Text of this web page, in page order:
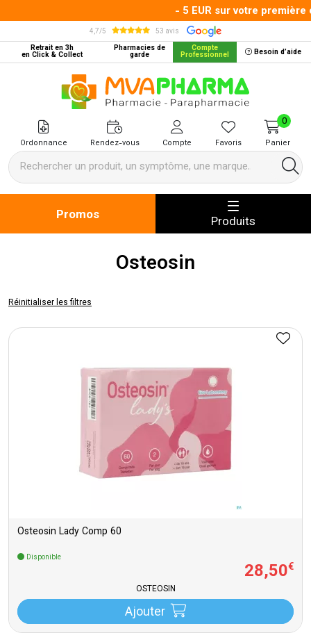
- 5 EUR sur votre première
4,7/5
53 avis
Retrait en 3h
en Click & Collect
Pharmacies de
garde
Compte
Professionnel Besoin d’aide
MVA Pharma Votre pharmacie
Ordonnance Rendez-vous Compte Favoris Panier
0
Promos Produits
Osteosin
Réinitialiser les filtres
Osteosin Lady Comp 60
Disponible
28,50€
OSTEOSIN
Ajouter